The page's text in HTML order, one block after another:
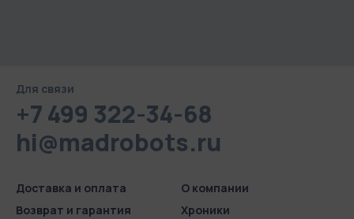
Для связи
+7 499 322-34-68
hi@madrobots.ru
Доставка и оплата
Возврат и гарантия
О компании
Хроники